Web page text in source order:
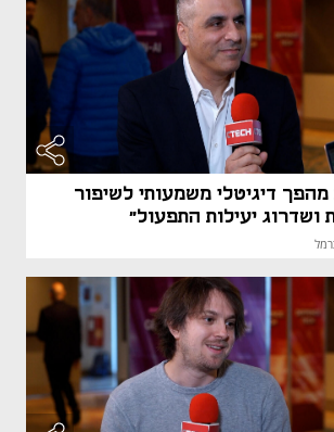
דיגיטלי משמעותי לשיפור
ושדרוג יעילות התפעול"